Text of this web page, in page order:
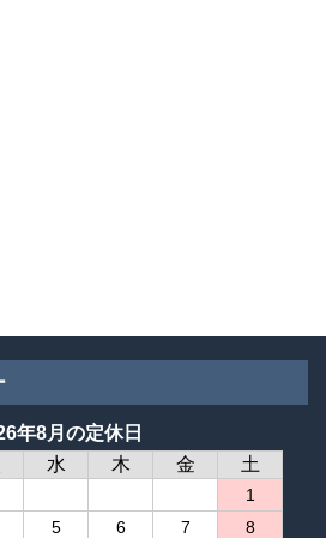
年8月の定休日
水 木 金 土
1
5 6 7 8